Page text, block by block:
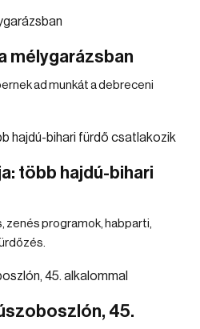
mélygarázsban
ad munkát a debreceni
több hajdú-bihari
programok, habparti,
45.